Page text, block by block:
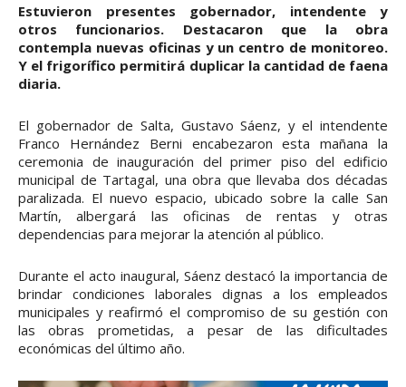
Estuvieron presentes gobernador, intendente y
otros funcionarios. Destacaron que la obra
contempla nuevas oficinas y un centro de monitoreo.
Y el frigorífico permitirá duplicar la cantidad de faena
diaria.
El gobernador de Salta, Gustavo Sáenz, y el intendente
Franco Hernández Berni encabezaron esta mañana la
ceremonia de inauguración del primer piso del edificio
municipal de Tartagal, una obra que llevaba dos décadas
paralizada. El nuevo espacio, ubicado sobre la calle San
Martín, albergará las oficinas de rentas y otras
dependencias para mejorar la atención al público.
Durante el acto inaugural, Sáenz destacó la importancia de
brindar condiciones laborales dignas a los empleados
municipales y reafirmó el compromiso de su gestión con
las obras prometidas, a pesar de las dificultades
económicas del último año.